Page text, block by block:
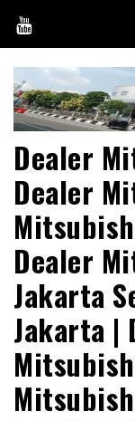
content
Dealer
Dealer
Dealer
Jakarta
Jakarta |